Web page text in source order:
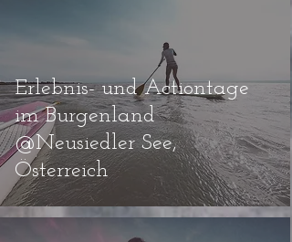
Erlebnis- und Actiontage
im Burgenland
@Neusiedler See,
Österreich